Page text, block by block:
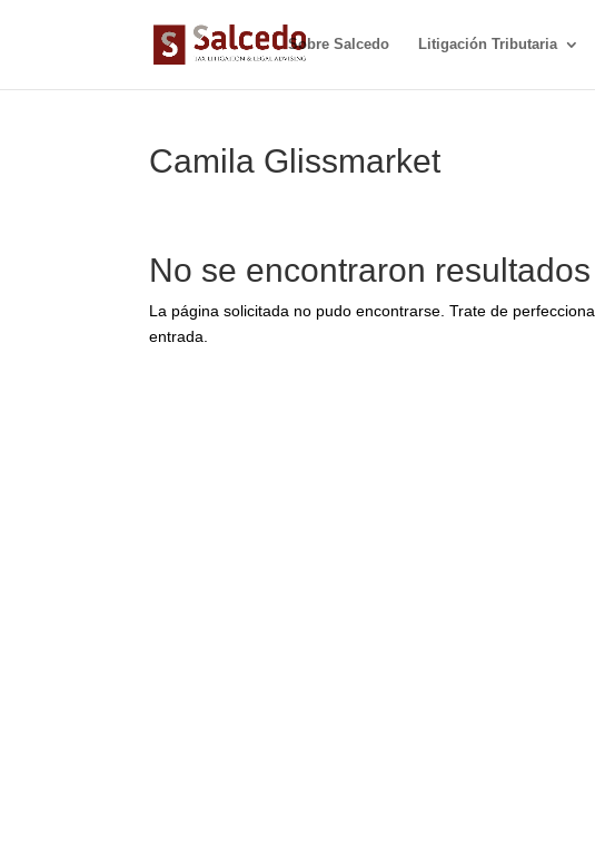
Sobre Salcedo Litigación Tributaria
Camila Glissmarket
No se encontraron resultados
La página solicitada no pudo encontrarse. Trate de
entrada.